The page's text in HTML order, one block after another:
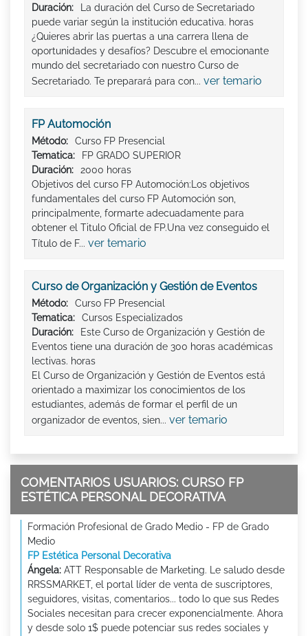
Duración:
La duración del Curso de Secretariado
puede variar según la institución educativa. horas
¿Quieres abrir las puertas a una carrera llena de
oportunidades y desafíos? Descubre el emocionante
mundo del secretariado con nuestro Curso de
Secretariado. Te preparará para con... ver temario
FP Automoción
Método:
Curso FP Presencial
Tematica:
FP GRADO SUPERIOR
Duración:
2000 horas
Objetivos del curso FP Automoción:Los objetivos
fundamentales del curso FP Automoción son,
principalmente, formarte adecuadamente para
obtener el Titulo Oficial de FP.Una vez conseguido el
Título de F... ver temario
Curso de Organización y Gestión de Eventos
Método:
Curso FP Presencial
Tematica:
Cursos Especializados
Duración:
Este Curso de Organización y Gestión de
Eventos tiene una duración de 300 horas académicas
lectivas. horas
El Curso de Organización y Gestión de Eventos está
orientado a maximizar los conocimientos de los
estudiantes, además de formar el perfil de un
organizador de eventos, sien... ver temario
COMENTARIOS USUARIOS: CURSO FP
ESTÉTICA PERSONAL DECORATIVA
Formación Profesional de Grado Medio - FP de Grado
Medio
FP Estética Personal Decorativa
Ángela: ATT Responsable de Marketing. Le saludo desde
RRSSMARKET, el portal líder de venta de suscriptores,
seguidores, visitas, comentarios... todo lo que sus Redes
Sociales necesitan para crecer exponencialmente. Ahora
y desde solo 1$ puede potenciar sus redes sociales y